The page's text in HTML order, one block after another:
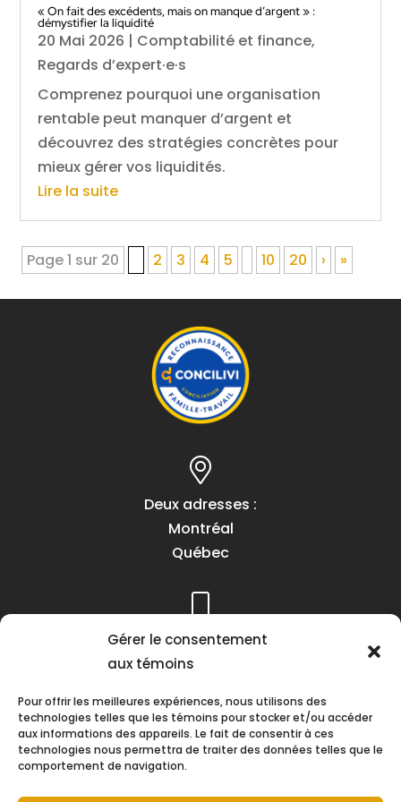
Gérer le consentement
aux témoins
Pour offrir les meilleures expériences, nous utilisons des
technologies telles que les témoins pour stocker et/ou accéder
aux informations des appareils. Le fait de consentir à ces
technologies nous permettra de traiter des données telles que le
comportement de navigation.
« On fait des excédents, mais on manque d’argent » :
démystifier la liquidité
20 Mai 2026 | Comptabilité et finance,
Regards d’expert·e·s
Comprenez pourquoi une organisation
rentable peut manquer d’argent et
découvrez des stratégies concrètes pour
mieux gérer vos liquidités.
Lire la suite
Page 1 sur 20 2 3 4 5 10 20 › »
Deux adresses :
Montréal
Québec
Téléphone :
(418) 622-1001
Heures d’ouverture :